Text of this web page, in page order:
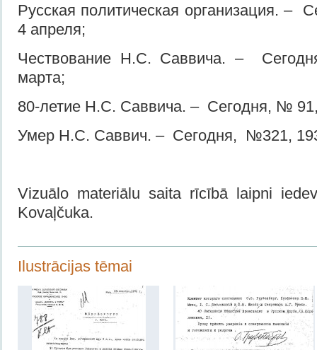
Русская политическая организация. –
4 апреля;
Чествование Н.С. Саввича. –
марта;
80-летие Н.С. Саввича. – Сегодня, №
Умер Н.С. Саввич. – Сегодня, №321,
Vizuālo materiālu saita rīcībā laipni
Kovaļčuka.
Ilustrācijas tēmai